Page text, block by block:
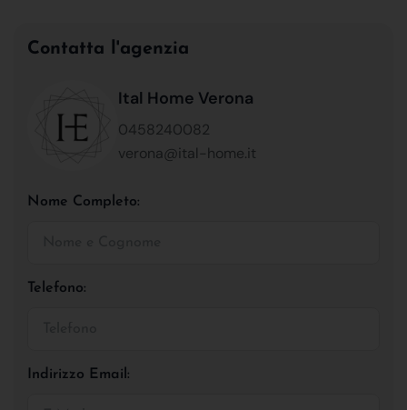
Contatta l'agenzia
Ital Home Verona
0458240082
verona@ital-home.it
Nome Completo:
Telefono:
Indirizzo Email: